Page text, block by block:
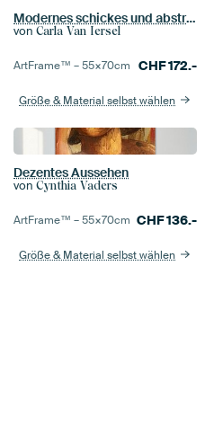
Modernes schickes und abstraktes Porträt in Erdtönen
von Carla Van Iersel
ArtFrame™ –55×70cm CHF172.-
Größe & Material selbst wählen
Dezentes Aussehen
von Cynthia Vaders
ArtFrame™ –55×70cm CHF136.-
Größe & Material selbst wählen